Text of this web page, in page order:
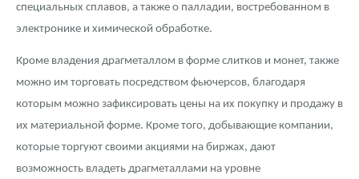
специальных сплавов, а также о палладии, востребованном в
электронике и химической обработке.
Кроме владения драгметаллом в форме слитков и монет, также
можно им торговать посредством фьючерсов, благодаря
которым можно зафиксировать цены на их покупку и продажу в
их материальной форме. Кроме того, добывающие компании,
которые торгуют своими акциями на биржах, дают
возможность владеть драгметаллами на уровне